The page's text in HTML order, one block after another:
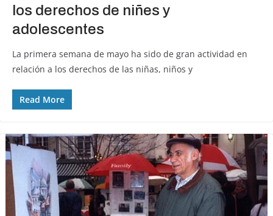
los derechos de niñes y
adolescentes
La primera semana de mayo ha sido de gran actividad en
relación a los derechos de las niñas, niños y
Read More